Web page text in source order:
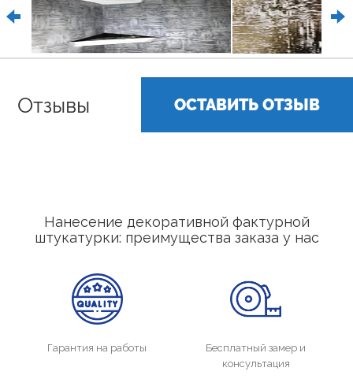
Отзывы ОСТАВИТЬ ОТЗЫВ
Нанесение декоративной фактурной
штукатурки: преимущества заказа у нас
Гарантия на работы
Бесплатный замер и
консультация